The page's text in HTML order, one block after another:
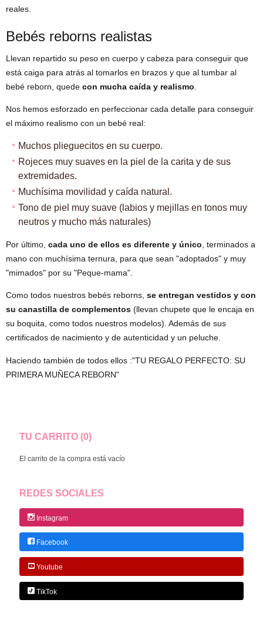
TU CARRITO (0)
El carrito de la compra está vacío
REDES SOCIALES
Instagram
Facebook
Youtube
TikTok
reales.
Bebés reborns realistas
Llevan repartido su peso en cuerpo y cabeza para conseguir que
está caiga para atrás al tomarlos en brazos y que al tumbar al
bebé reborn, quede con mucha caída y realismo
Nos hemos esforzado en perfeccionar cada detalle para conseguir
el máximo realismo con un bebé real:
Muchos plieguecitos en su cuerpo.
Rojeces muy suaves en la piel de la carita y de sus
extremidades.
Muchísima movilidad y caída natural.
Tono de piel muy suave (labios y mejillas en tonos muy
neutros y mucho más naturales)
Por último, cada uno de ellos es diferente y único , terminados a
mano con muchísima ternura, para que sean "adoptados" y muy
"mimados" por su "Peque-mama".
Como todos nuestros bebés reborns, se entregan vestidos y con
su canastilla de complementos (llevan chupete que le encaja en
su boquita, como todos nuestros modelos). Además de sus
certificados de nacimiento y de autenticidad y un peluche.
Haciendo también de todos ellos :"TU REGALO PERFECTO: SU
PRIMERA MUÑECA REBORN"